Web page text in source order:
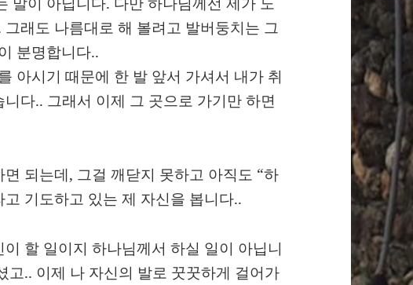
래도 나름대로 해 볼려고 발버둥치는 그
분명합니다..
아시기 때문에 한 발 앞서 가셔서 내가 취
다.. 그래서 이제 그 곳으로 가기만 하면
되는데, 그걸 깨닫지 못하고 아직도 “하
기도하고 있는 제 자신을 봅니다..
할 일이지 하나님께서 하실 일이 아닙니
고.. 이제 나 자신의 발로 꿋꿋하게 걸어가